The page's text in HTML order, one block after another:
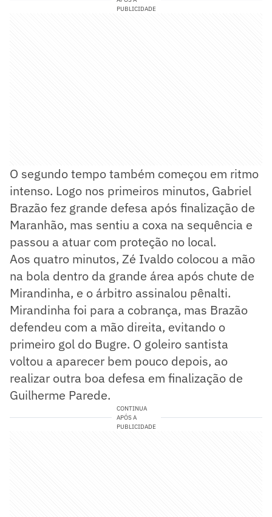
PUBLICIDADE
O segundo tempo também começou em ritmo
intenso. Logo nos primeiros minutos, Gabriel
Brazão fez grande defesa após finalização de
Maranhão, mas sentiu a coxa na sequência e
passou a atuar com proteção no local.
Aos quatro minutos, Zé Ivaldo colocou a mão
na bola dentro da grande área após chute de
Mirandinha, e o árbitro assinalou pênalti.
Mirandinha foi para a cobrança, mas Brazão
defendeu com a mão direita, evitando o
primeiro gol do Bugre. O goleiro santista
voltou a aparecer bem pouco depois, ao
realizar outra boa defesa em finalização de
Guilherme Parede.
CONTINUA
APÓS A
PUBLICIDADE